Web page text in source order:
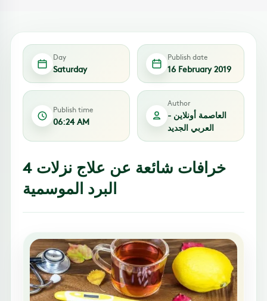
Day
Saturday
Publish date
16 February 2019
Publish time
06:24 AM
Author
العاصمة أونلاين -
العربي الجديد
4 خرافات شائعة عن علاج نزلات
البرد الموسمية